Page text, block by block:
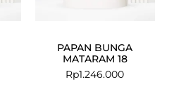
PAPAN BUNGA
MATARAM 18
Rp1.246.000